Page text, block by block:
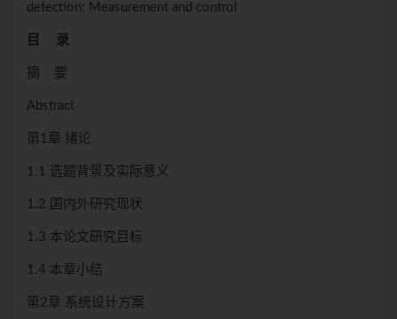
detection; Measurement and control
目 录
摘 要
Abstract
第1章 绪论
1.1 选题背景及实际意义
1.2 国内外研究现状
1.3 本论文研究目标
1.4 本章小结
第2章 系统设计方案